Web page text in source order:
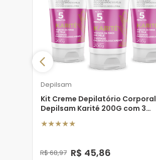
Depilsam
Kit Creme Depilatório Corporal
Depilsam Karité 200G com 3
★★★★★
R$68,97 R$ 45,86